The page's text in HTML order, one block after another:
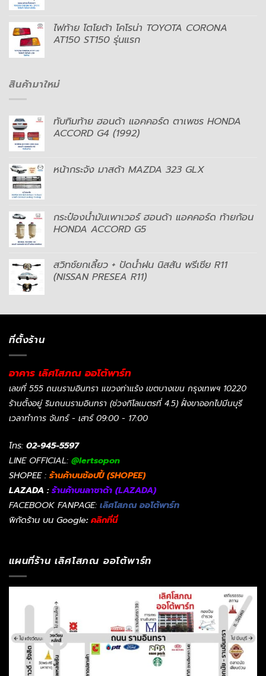
ไฟท้าย โตโยต้า โคโรน่า TOYOTA CORONA
AT150 ST150 รุ่นแรก
สินค้ามาใหม่
ทับทิมท้าย ฮอนด้า แอคคอร์ด ตาเพชร HONDA
ACCORD G4 (1992)
หน้ากระจัง มาสด้า MAZDA 323 GLX
กระป๋องน้ำมันเพาเวอร์ ฮอนด้า แอคคอร์ด ท้ายก้อน
HONDA ACCORD G5
สวิทช์ยกเลี้ยว + ปัดน้ำฝน นิสสัน พรีเซีย R11
(NISSAN PRESEA R11)
ที่ตั้งร้าน
อาคาร เลิศโสภณ ออโต้พาร์ท
เลขที่ 555 ถนนรามอินทรา แขวงท่าแร้ง เขตบางเขน กรุงเทพฯ 10220
ร้านตั้งอยู่ ริมถนนรามอินทรา (ช่วงกิโลเมตรที่ 4.5) ฝั่งขาออกไปมีนบุรี
เวลาทำการ จันทร์ - เสาร์ 09:00 - 17:00
โทร: 02-945-5597
LINE OFFICIAL: @lertsopon
SHOPEE : ร้านค้าบนช้อปปี้ (SHOPEE)
LAZADA :ร้านค้าบนลาซาด้า (LAZADA)
FACEBOOK FANPAGE: เลิศโสภณ ออโต้พาร์ท
พิกัดร้าน บน Google: คลิกที่นี่
แผนที่ร้าน เลิศโสภณ ออโต้พาร์ท